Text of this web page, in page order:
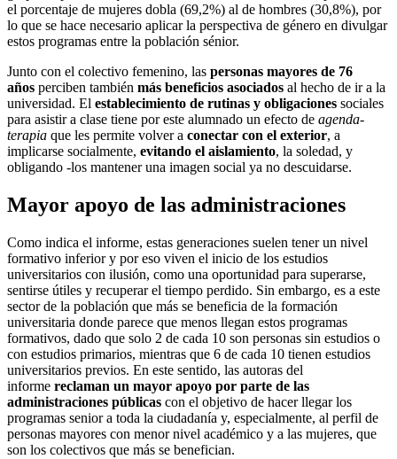
el porcentaje de mujeres dobla (69,2%) al de hombres (30,8%), por
lo que se hace necesario aplicar la perspectiva de género en divulgar
estos programas entre la población sénior.
Junto con el colectivo femenino, las personas mayores de 76
años perciben también más beneficios asociados al hecho de ir a la
universidad. El establecimiento de rutinas y obligaciones sociales
para asistir a clase tiene por este alumnado un efecto de agenda-
terapia que les permite volver a conectar con el exterior, a
implicarse socialmente, evitando el aislamiento, la soledad, y
obligando -los mantener una imagen social ya no descuidarse.
Mayor apoyo de las administraciones
Como indica el informe, estas generaciones suelen tener un nivel
formativo inferior y por eso viven el inicio de los estudios
universitarios con ilusión, como una oportunidad para superarse,
sentirse útiles y recuperar el tiempo perdido. Sin embargo, es a este
sector de la población que más se beneficia de la formación
universitaria donde parece que menos llegan estos programas
formativos, dado que solo 2 de cada 10 son personas sin estudios o
con estudios primarios, mientras que 6 de cada 10 tienen estudios
universitarios previos. En este sentido, las autoras del
informe reclaman un mayor apoyo por parte de las
administraciones públicas con el objetivo de hacer llegar los
programas senior a toda la ciudadanía y, especialmente, al perfil de
personas mayores con menor nivel académico y a las mujeres, que
son los colectivos que más se benefician.